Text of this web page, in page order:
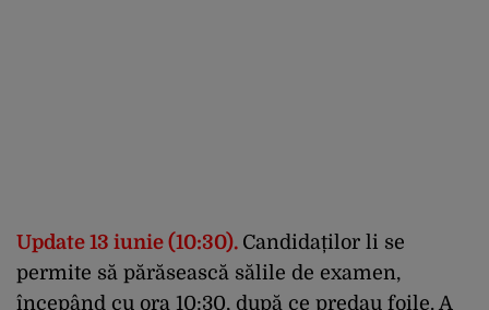
Update 13 iunie (10:30). Candidaților li se
permite să părăsească sălile de examen,
începând cu ora 10:30, după ce predau foile. A